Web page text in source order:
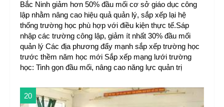
Bắc Ninh giảm hơn 50% đầu mối cơ sở giáo dục công
lập nhằm nâng cao hiệu quả quản lý, sắp xếp lại hệ
thống trường học phù hợp với điều kiện thực tế.Sáp
nhập các trường công lập, giảm ít nhất 30% đầu mối
quản lý Các địa phương đẩy mạnh sắp xếp trường học
trước thềm năm học mới Sắp xếp mạng lưới trường
học: Tinh gọn đầu mối, nâng cao năng lực quản trị
20